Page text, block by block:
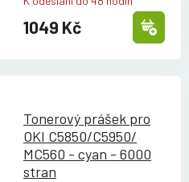
1049 Kč
Tonerový prášek pro
OKI C5850/C5950/
MC560 - cyan - 6000
stran